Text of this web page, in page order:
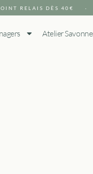
RELAIS DÈS 40€ ·
Atelier